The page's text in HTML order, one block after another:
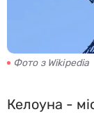
Фото з Wikipedia
Келоуна -